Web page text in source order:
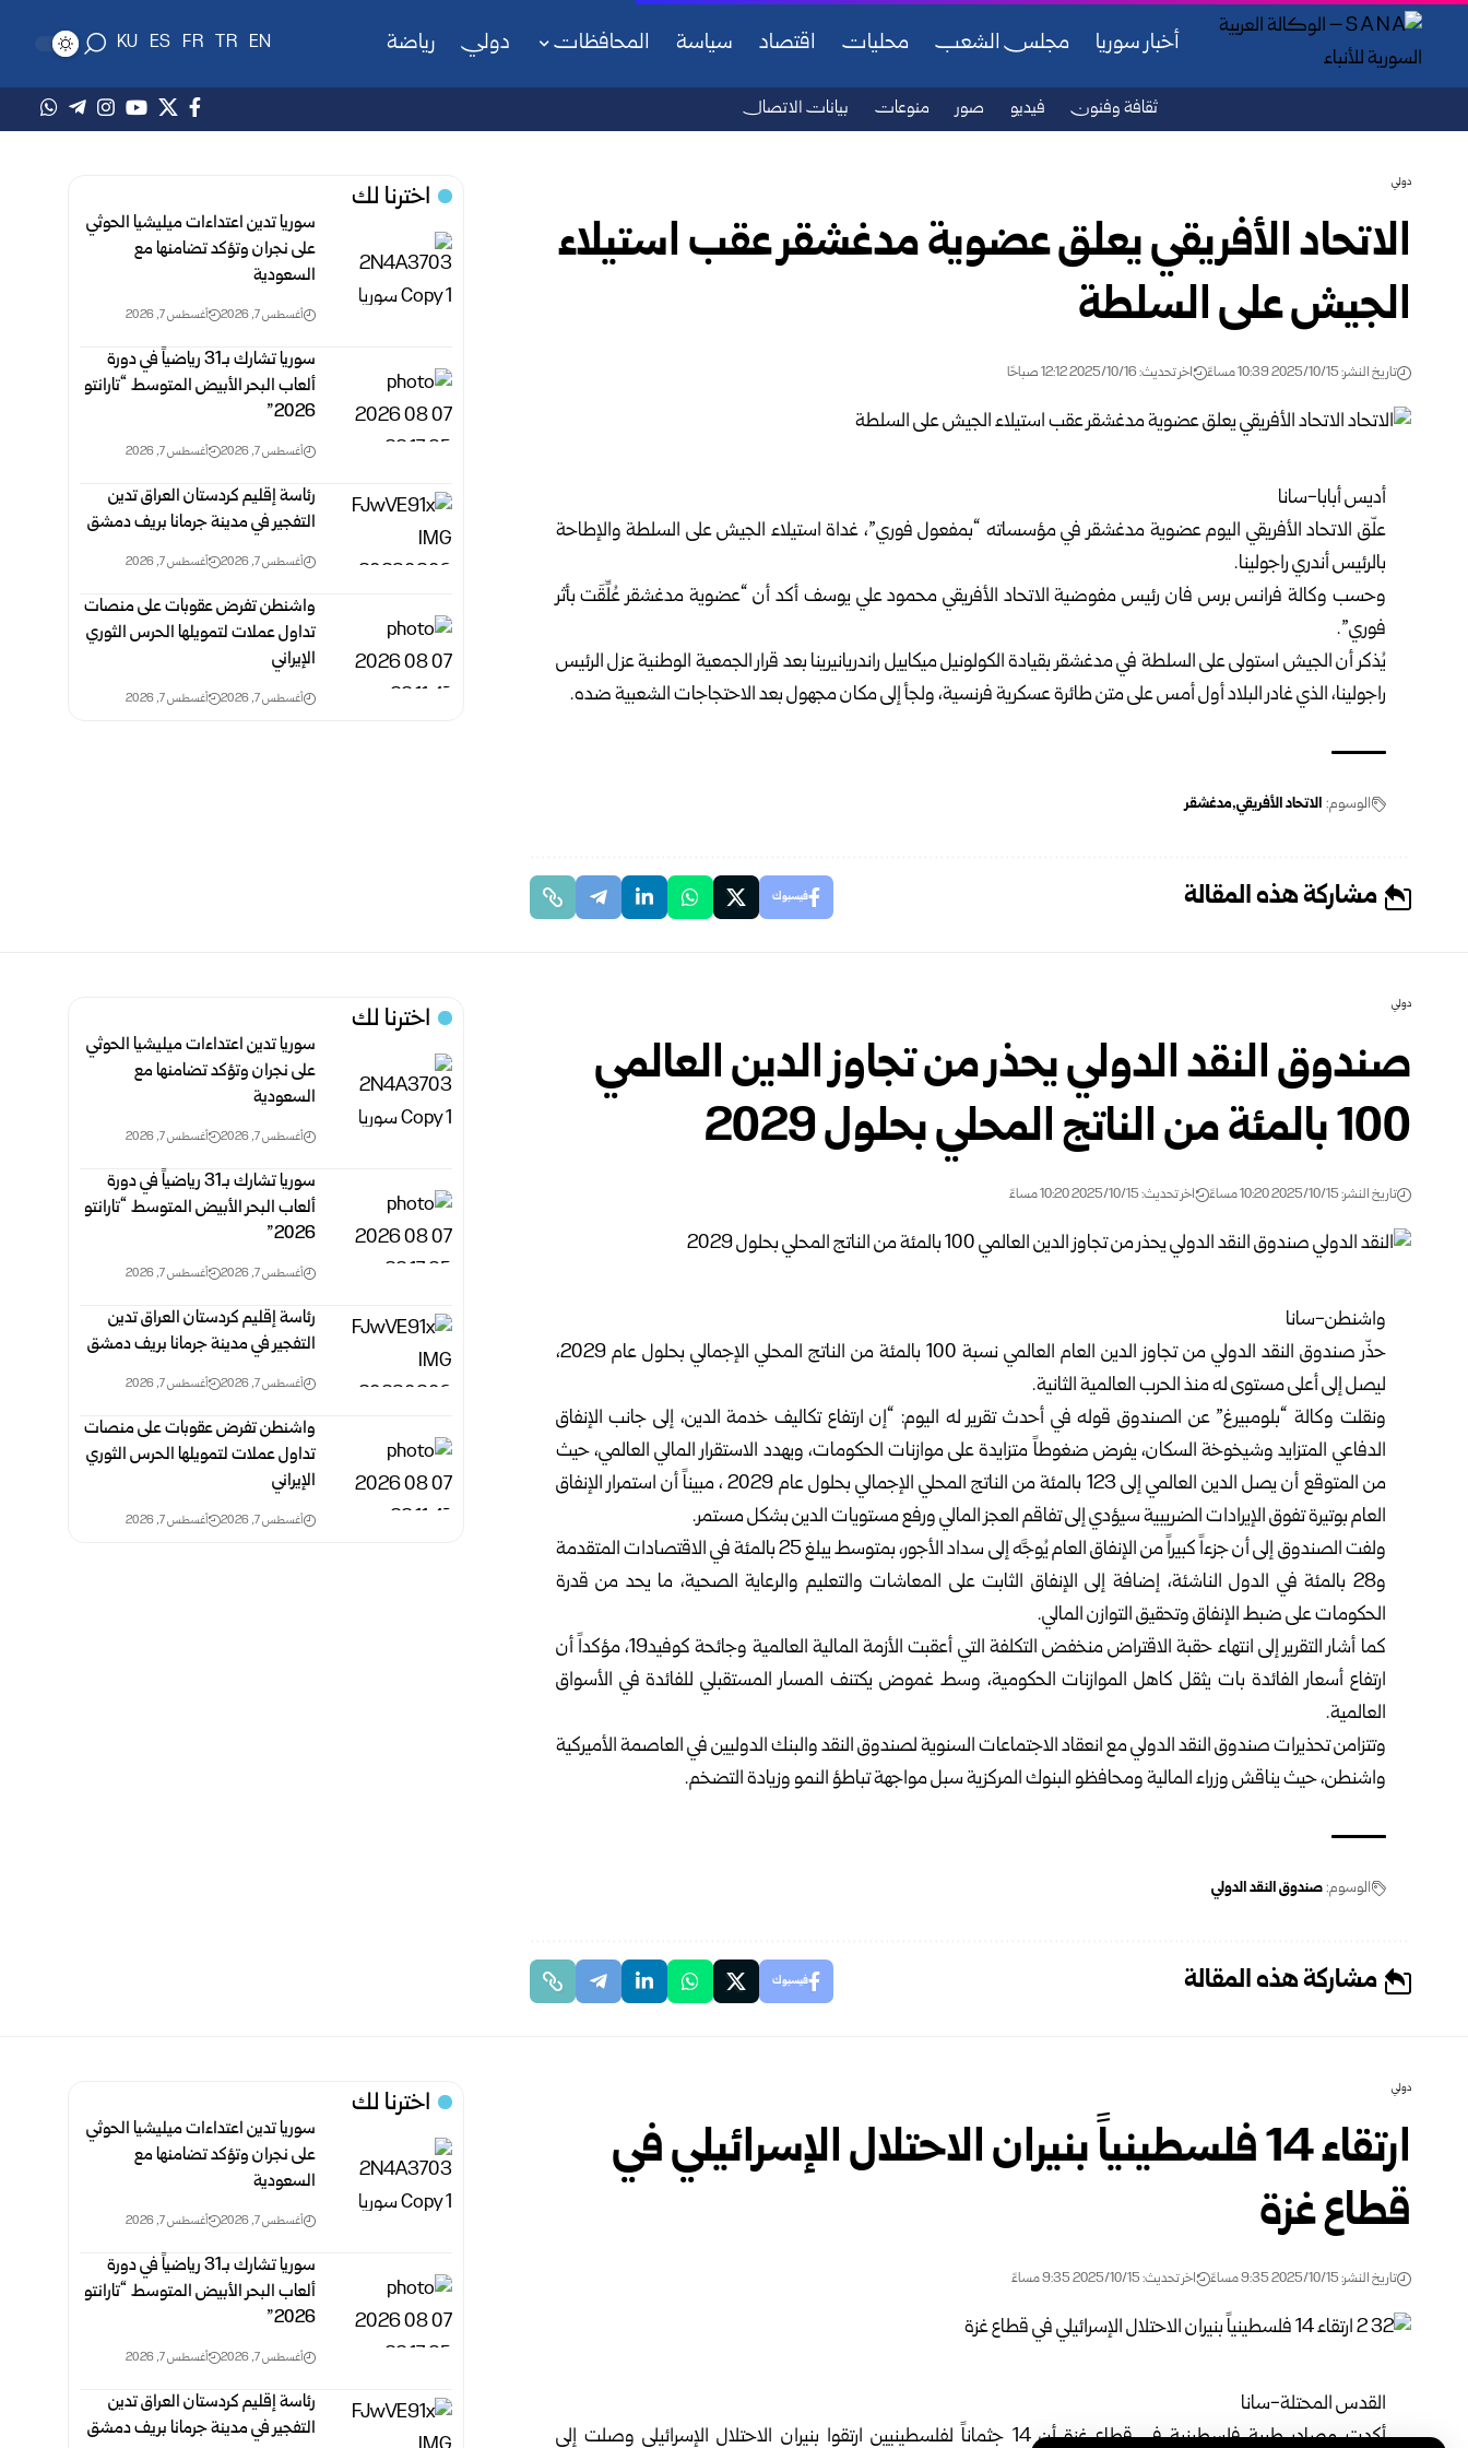
أخبار سوريا مجلس الشعب محليات اقتصاد سياسة المحافظات دولي رياضة EN
TR
FR
ES
KU
ثقافة وفنون فيديو صور منوعات بيانات الاتصال
دولي
الاتحاد الأفريقي يعلق عضوية مدغشقر عقب استيلاء
الجيش على السلطة
تاريخ النشر: 2025/10/15 10:39 مساءً اخر تحديث: 2025/10/16 12:12 صباحًا
أديس أبابا-سانا
علّق الاتحاد الأفريقي اليوم عضوية مدغشقر في مؤسساته “بمفعول فوري”، غداة استيلاء الجيش على السلطة والإطاحة
بالرئيس أندري راجولينا.
وحسب وكالة فرانس برس فان رئيس مفوضية الاتحاد الأفريقي محمود علي يوسف أكد أن “عضوية مدغشقر عُلِّقَت بأثر
فوري”.
يُذكر أن الجيش استولى على السلطة في مدغشقر بقيادة الكولونيل ميكاييل راندريانيرينا بعد قرار الجمعية الوطنية عزل الرئيس
راجولينا، الذي غادر البلاد أول أمس على متن طائرة عسكرية فرنسية، ولجأ إلى مكان مجهول بعد الاحتجاجات الشعبية ضده.
الوسوم: الاتحاد الأفريقي مدغشقر
مشاركة هذه المقالة فيسبوك
اخترنا لك
سوريا تدين اعتداءات ميليشيا الحوثي
على نجران وتؤكد تضامنها مع
السعودية
أغسطس 7, 2026 أغسطس 7, 2026
سوريا تشارك بـ31 رياضياً في دورة
ألعاب البحر الأبيض المتوسط “تارانتو
2026”
أغسطس 7, 2026 أغسطس 7, 2026
رئاسة إقليم كردستان العراق تدين
التفجير في مدينة جرمانا بريف دمشق
أغسطس 7, 2026 أغسطس 7, 2026
واشنطن تفرض عقوبات على منصات
تداول عملات لتمويلها الحرس الثوري
الإيراني
أغسطس 7, 2026 أغسطس 7, 2026
دولي
صندوق النقد الدولي يحذر من تجاوز الدين العالمي
100 بالمئة من الناتج المحلي بحلول 2029
تاريخ النشر: 2025/10/15 10:20 مساءً اخر تحديث: 2025/10/15 10:20 مساءً
واشنطن-سانا
حذّر صندوق النقد الدولي من تجاوز الدين العام العالمي نسبة 100 بالمئة من الناتج المحلي الإجمالي بحلول عام 2029،
ليصل إلى أعلى مستوى له منذ الحرب العالمية الثانية.
ونقلت وكالة “بلومبيرغ” عن الصندوق قوله في أحدث تقرير له اليوم: “إن ارتفاع تكاليف خدمة الدين، إلى جانب الإنفاق
الدفاعي المتزايد وشيخوخة السكان، يفرض ضغوطاً متزايدة على موازنات الحكومات، ويهدد الاستقرار المالي العالمي، حيث
من المتوقع أن يصل الدين العالمي إلى 123 بالمئة من الناتج المحلي الإجمالي بحلول عام 2029 ، مبيناً أن استمرار الإنفاق
العام بوتيرة تفوق الإيرادات الضريبية سيؤدي إلى تفاقم العجز المالي ورفع مستويات الدين بشكل مستمر.
ولفت الصندوق إلى أن جزءاً كبيراً من الإنفاق العام يُوجَّه إلى سداد الأجور، بمتوسط يبلغ 25 بالمئة في الاقتصادات المتقدمة
و28 بالمئة في الدول الناشئة، إضافة إلى الإنفاق الثابت على المعاشات والتعليم والرعاية الصحية، ما يحد من قدرة
الحكومات على ضبط الإنفاق وتحقيق التوازن المالي.
كما أشار التقرير إلى انتهاء حقبة الاقتراض منخفض التكلفة التي أعقبت الأزمة المالية العالمية وجائحة كوفيد19، مؤكداً أن
ارتفاع أسعار الفائدة بات يثقل كاهل الموازنات الحكومية، وسط غموض يكتنف المسار المستقبلي للفائدة في الأسواق
العالمية.
وتتزامن تحذيرات صندوق النقد الدولي مع انعقاد الاجتماعات السنوية لصندوق النقد والبنك الدوليين في العاصمة الأميركية
واشنطن، حيث يناقش وزراء المالية ومحافظو البنوك المركزية سبل مواجهة تباطؤ النمو وزيادة التضخم.
الوسوم:صندوق النقد الدولي
مشاركة هذه المقالة فيسبوك
اخترنا لك
سوريا تدين اعتداءات ميليشيا الحوثي
على نجران وتؤكد تضامنها مع
السعودية
أغسطس 7, 2026 أغسطس 7, 2026
سوريا تشارك بـ31 رياضياً في دورة
ألعاب البحر الأبيض المتوسط “تارانتو
2026”
أغسطس 7, 2026 أغسطس 7, 2026
رئاسة إقليم كردستان العراق تدين
التفجير في مدينة جرمانا بريف دمشق
أغسطس 7, 2026 أغسطس 7, 2026
واشنطن تفرض عقوبات على منصات
تداول عملات لتمويلها الحرس الثوري
الإيراني
أغسطس 7, 2026 أغسطس 7, 2026
دولي
ارتقاء 14 فلسطينياً بنيران الاحتلال الإسرائيلي في
قطاع غزة
تاريخ النشر: 2025/10/15 9:35 مساءً اخر تحديث: 2025/10/15 9:35 مساءً
القدس المحتلة-سانا
أكدت مصادر طبية فلسطينية في قطاع غزة أن 14 جثماناً لفلسطينيين ارتقوا بنيران الاحتلال الإسرائيلي وصلت إلى
اخترنا لك
سوريا تدين اعتداءات ميليشيا الحوثي
على نجران وتؤكد تضامنها مع
السعودية
أغسطس 7, 2026 أغسطس 7, 2026
سوريا تشارك بـ31 رياضياً في دورة
ألعاب البحر الأبيض المتوسط “تارانتو
2026”
أغسطس 7, 2026 أغسطس 7, 2026
رئاسة إقليم كردستان العراق تدين
التفجير في مدينة جرمانا بريف دمشق